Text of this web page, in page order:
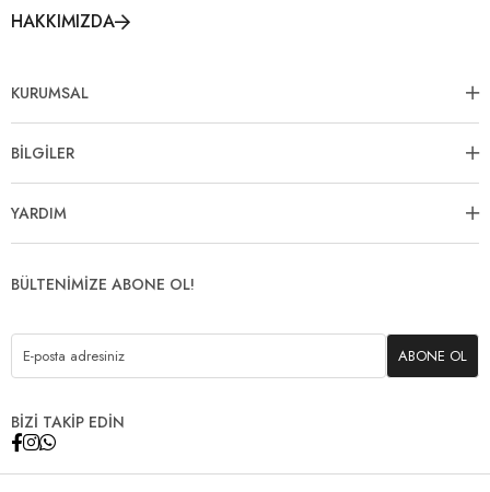
HAKKIMIZDA
KURUMSAL
BİLGİLER
YARDIM
BÜLTENİMİZE ABONE OL!
ABONE OL
BİZİ TAKİP EDİN